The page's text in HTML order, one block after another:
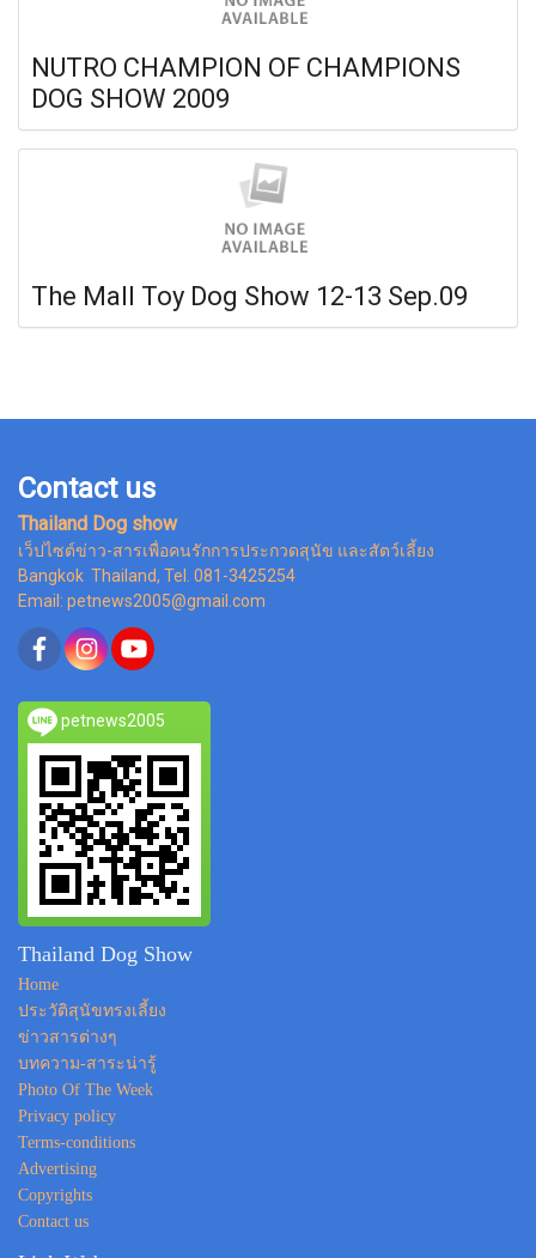
NUTRO CHAMPION OF CHAMPIONS
DOG SHOW 2009
The Mall Toy Dog Show 12-13 Sep.09
Contact us
Thailand Dog show
เว็ปไซต์ข่าว-สารเพื่อคนรักการประกวดสุนัข และสัตว์เลี้ยง
Bangkok Thailand, Tel. 081-3425254
Email: petnews2005@gmail.com
petnews2005
Thailand Dog Show
Home
ประวัติสุนัขทรงเลี้ยง
ข่าวสารต่างๆ
บทความ-สาระน่ารู้
Photo Of The Week
Privacy policy
Terms-conditions
Advertising
Copyrights
Contact us